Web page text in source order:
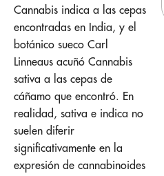
Cannabis indica a las cepas
encontradas en India, y el
botánico sueco Carl
Linneaus acuñó Cannabis
sativa a las cepas de
cáñamo que encontró. En
realidad, sativa e indica no
suelen diferir
significativamente en la
expresión de cannabinoides